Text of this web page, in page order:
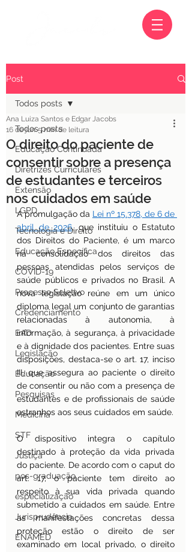
Post
Todos posts
Educação Continuada
Diretrizes Curriculares
Extensão
LGPD
Tecnologia e Direito
Educação Específica
COVID-19
Processo Seletivo
Credenciamento
EAD
Legislação
Educação
Pesquisas
Medicina
STF
Justiça
pos-graduação
especialização
Jurisprudência
ENAMED
Todos posts
O direito do paciente de
consentir sobre a presença
de estudantes e terceiros
nos cuidados em saúde
Ana Luiza Santos e Edgar Jacobs
16 de jun.5 min de leitura
A promulgação da Lei nº 15.378, de 6 de
abril de 2026, que instituiu o Estatuto
dos Direitos do Paciente, é um marco
na consolidação dos direitos das
pessoas atendidas pelos serviços de
saúde públicos e privados no Brasil. A
nova legislação reúne em um único
diploma legal um conjunto de garantias
relacionadas à autonomia, à
informação, à segurança, à privacidade
e à dignidade dos pacientes. Entre suas
disposições, destaca-se o art. 17, inciso
III, que assegura ao paciente o direito
de consentir ou não com a presença de
estudantes e de profissionais de saúde
estranhos aos seus cuidados em saúde.
O dispositivo integra o capítulo
destinado à proteção da vida privada
do paciente. De acordo com o caput do
art. 17, o paciente tem direito ao
respeito à sua vida privada quando
submetido a cuidados em saúde. Entre
as manifestações concretas dessa
proteção estão o direito de ser
examinado em local privado, o direito